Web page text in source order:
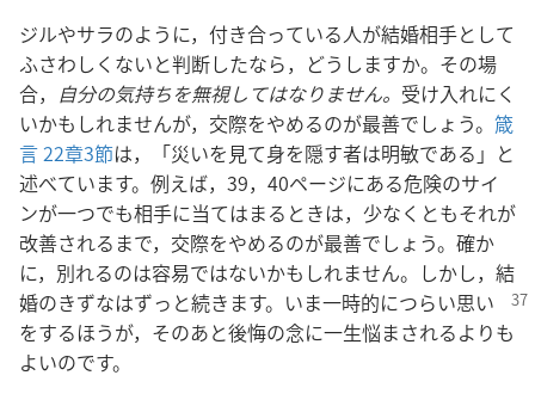
ジルやサラのように，付き合っている人が結婚相手として
ふさわしくないと判断したなら，どうしますか。その場
合， 自分の気持ちを無視してはなりません。 受け入れにく
いかもしれませんが，交際をやめるのが最善でしょう。 箴
言 22章3節は，「災いを見て身を隠す者は明敏である」と
述べています。例えば，39，40ページにある危険のサイ
ンが一つでも相手に当てはまるときは，少なくともそれが
改善されるまで，交際をやめるのが最善でしょう。確か
に，別れるのは容易ではないかもしれません。しかし，結
婚のきずなはずっと続きます。いま一時的につらい思い
をするほうが，そのあと後悔の念に一生悩まされるよりも
よいのです。